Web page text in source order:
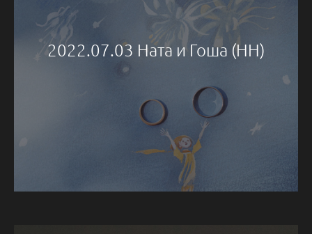
2022.07.03 Ната и Гоша (НН)